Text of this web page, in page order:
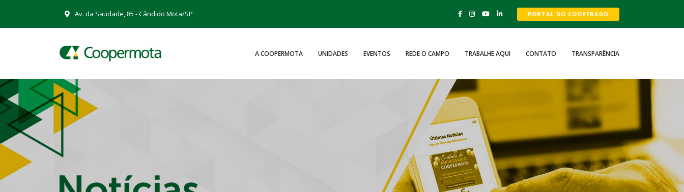
Av. da Saudade, 85 - Cândido Mota/SP PORTAL DO COOPERADO
A COOPERMOTA UNIDADES EVENTOS REDE O CAMPO TRABALHE AQUI CONTATO TRANSPARÊNCIA